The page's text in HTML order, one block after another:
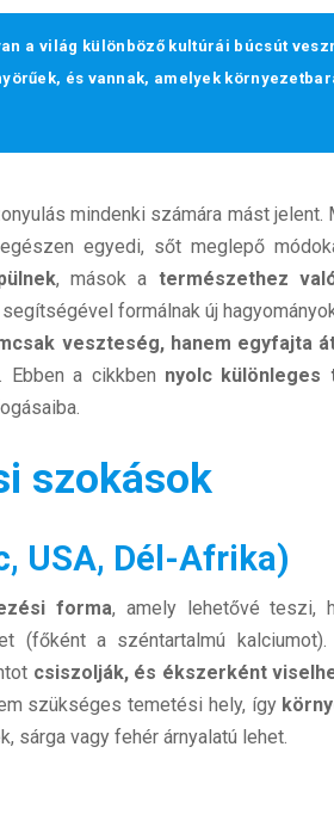
a világ különböző kultúrái búcsút
és vannak, amelyek
mindenki számára mást
egyedi, sőt meglepő
, mások a természethez
segítségével formálnak új
veszteség, hanem egyfajta
Ebben a cikkben nyolc különleges
szokások
USA, Dél-Afrika)
forma, amely lehetővé teszi,
(főként a széntartalmú kalciumot).
csiszolják, és ékszerként
szükséges temetési hely, így
sárga vagy fehér árnyalatú lehet.